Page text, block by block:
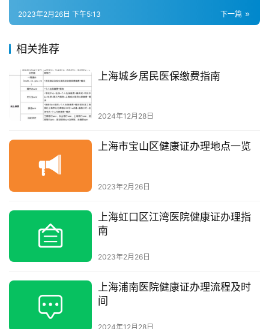
下一篇
2023年2月26日 下午5:13
相关推荐
上海城乡居民医保缴费指南
2024年12月28日
上海市宝山区健康证办理地点一览
2023年2月26日
上海虹口区江湾医院健康证办理指
南
2023年2月26日
上海浦南医院健康证办理流程及时
间
2024年12月28日